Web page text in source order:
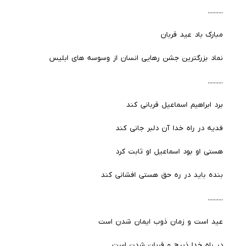
..........
مبارک باد عید قربان
نماد بزرگترین جشن رهایى انسان از وسوسه هاى ابلیس
..........
برد ابراهیم اسماعیل قربانی کند
فدیه در راه خدا آن دلبر جانی کند
هستی او بود اسماعیل او ثابت کرد
بنده باید در ره حق هستی افشانی کند
..........
عید است و زمان ذوب ایمان شدن است